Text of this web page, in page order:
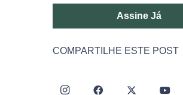
Assine Já
COMPARTILHE ESTE POST